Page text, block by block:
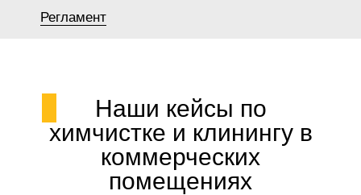
Регламент
Наши кейсы по
химчистке и клинингу в
коммерческих
помещениях